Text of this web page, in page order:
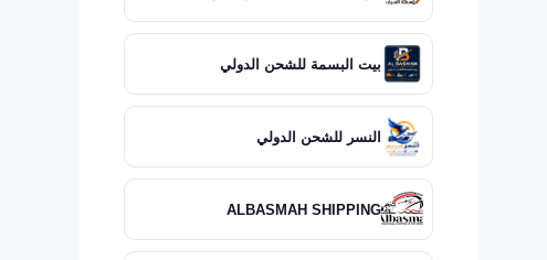
بيت البسمة للشحن الدولي
النسر للشحن الدولي
ALBASMAH SHIPPING